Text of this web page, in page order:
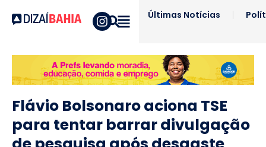
Últimas Notícias
Flávio Bolsonaro aciona TSE
para tentar barrar divulgação